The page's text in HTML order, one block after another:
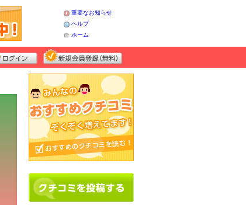
重要なお知らせ
ヘルプ
ホーム